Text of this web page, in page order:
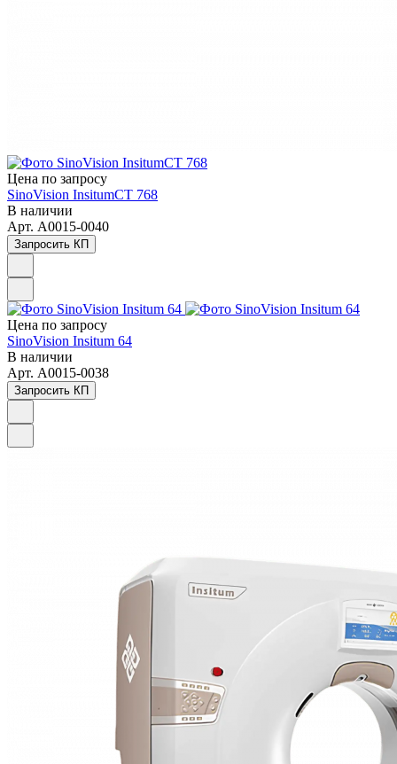
Цена по запросу
SinoVision InsitumCT 768
В наличии
Арт. A0015-0040
Запросить КП
Цена по запросу
SinoVision Insitum 64
В наличии
Арт. A0015-0038
Запросить КП